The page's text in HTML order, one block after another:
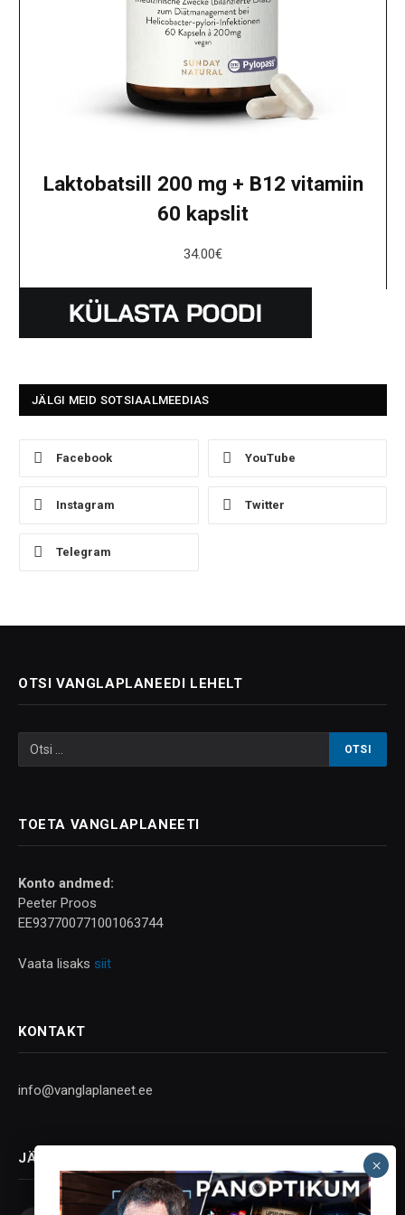
Laktobatsill 200 mg + B12 vitamiin
60 kapslit
34.00€
JÄLGI MEID SOTSIAALMEEDIAS
Facebook YouTube
Instagram Twitter
Telegram
OTSI VANGLAPLANEEDI LEHELT
TOETA VANGLAPLANEETI
Konto andmed:
Peeter Proos
EE937700771001063744
Vaata lisaks siit
KONTAKT
info@vanglaplaneet.ee
JÄLGI SOTSIAALMEEDIAS